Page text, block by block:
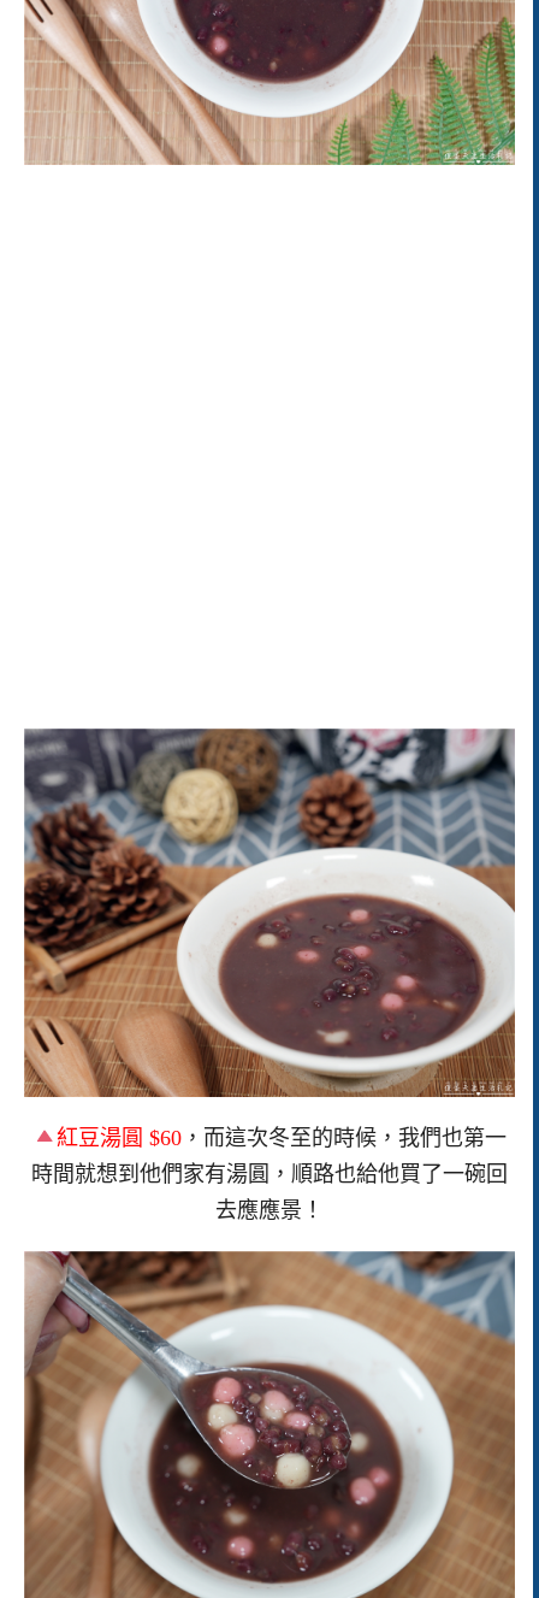
紅豆湯圓 $60 ，而這次冬至的時候，我們也第一
時間就想到他們家有湯圓，順路也給他買了一碗回
去應應景！